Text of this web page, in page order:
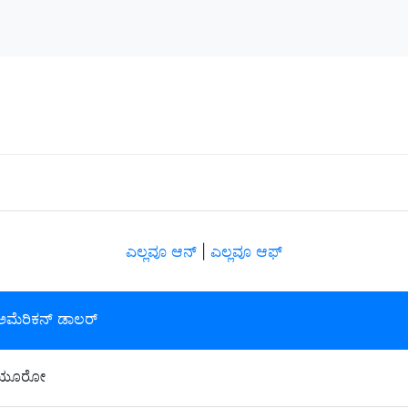
ಎಲ್ಲವೂ ಆನ್ ಎಲ್ಲವೂ ಆಫ್
ಡಾಲರ್
ಯೂರೋ